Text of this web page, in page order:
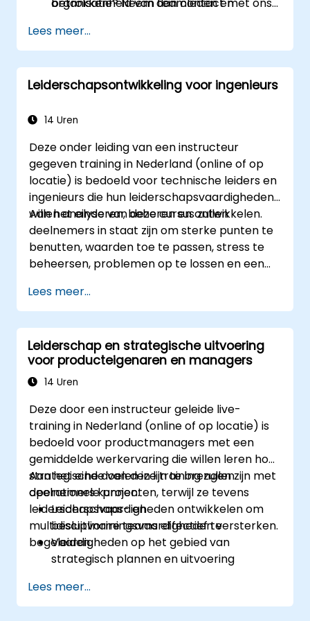
Lees meer...
Leiderschapsontwikkeling voor ingenieurs
14 Uren
Deze onder leiding van een instructeur
gegeven training in Nederland (online of op
locatie) is bedoeld voor technische leiders en
ingenieurs die hun leiderschapsvaardigheden
willen analyseren, beheren en ontwikkelen.
Aan het einde van deze cursus zullen
deelnemers in staat zijn om sterke punten te
benutten, waarden toe te passen, stress te
beheersen, problemen op te lossen en een
leiderschap.
Lees meer...
Leiderschap en strategische uitvoering
voor producteigenaren en managers
14 Uren
Deze door een instructeur geleide live-
training in Nederland (online of op locatie) is
bedoeld voor productmanagers met een
gemiddelde werkervaring die willen leren hoe
strategische doelen in lijn te brengen zijn met
operationele projecten, terwijl ze tevens
leiderschapsvaardigheden ontwikkelen om
multidisciplinaire teams effectief te
begeleiden.
Aan het einde van deze training zullen
deelnemers kunnen:
Leiderschaps- en
besluitvormingsvaardigheden versterken.
Vaardigheden op het gebied van
strategisch plannen en uitvoering
Projectmanagementexpertise
ontwikkelen voor een succesvolle
Lees meer...